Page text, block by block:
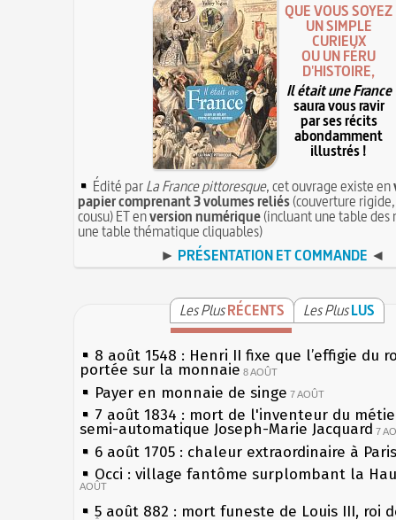
QUE VOUS SOYEZ
UN SIMPLE
CURIEUX
OU UN FÉRU
D'HISTOIRE,
Il était une France
saura vous ravir
par ses récits
abondamment
illustrés !
Édité parLa France pittoresque, cet ouvrage existe en
papier comprenant 3 volumes reliés(couverture
cousu) ET enversion numérique(incluant une table des
une table thématique cliquables)
► PRÉSENTATION ET COMMANDE ◄
Les PlusRÉCENTS Les PlusLUS
8 août 1548 : Henri II fixe que l’effigie du
portée sur la monnaie 8 AOÛT
Payer en monnaie de singe 7 AOÛT
7 août 1834 : mort de l'inventeur du
semi-automatique Joseph-Marie Jacquard 7
6 août 1705 : chaleur extraordinaire à Paris
Occi : village fantôme surplombant la
AOÛT
5 août 882 : mort funeste de Louis III, roi